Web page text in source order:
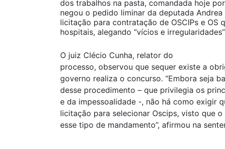
dos trabalhos na pasta, comandada hoje
negou o pedido liminar da deputada
licitação para contratação de OSCIPs e OS
hospitais, alegando “vícios e
O juiz Clécio Cunha, relator do
processo, observou que sequer existe a
governo realiza o concurso. “Embora seja
desse procedimento – que privilegia os
e da impessoalidade -, não há como exigir
licitação para selecionar Oscips, visto que
esse tipo de mandamento”, afirmou na